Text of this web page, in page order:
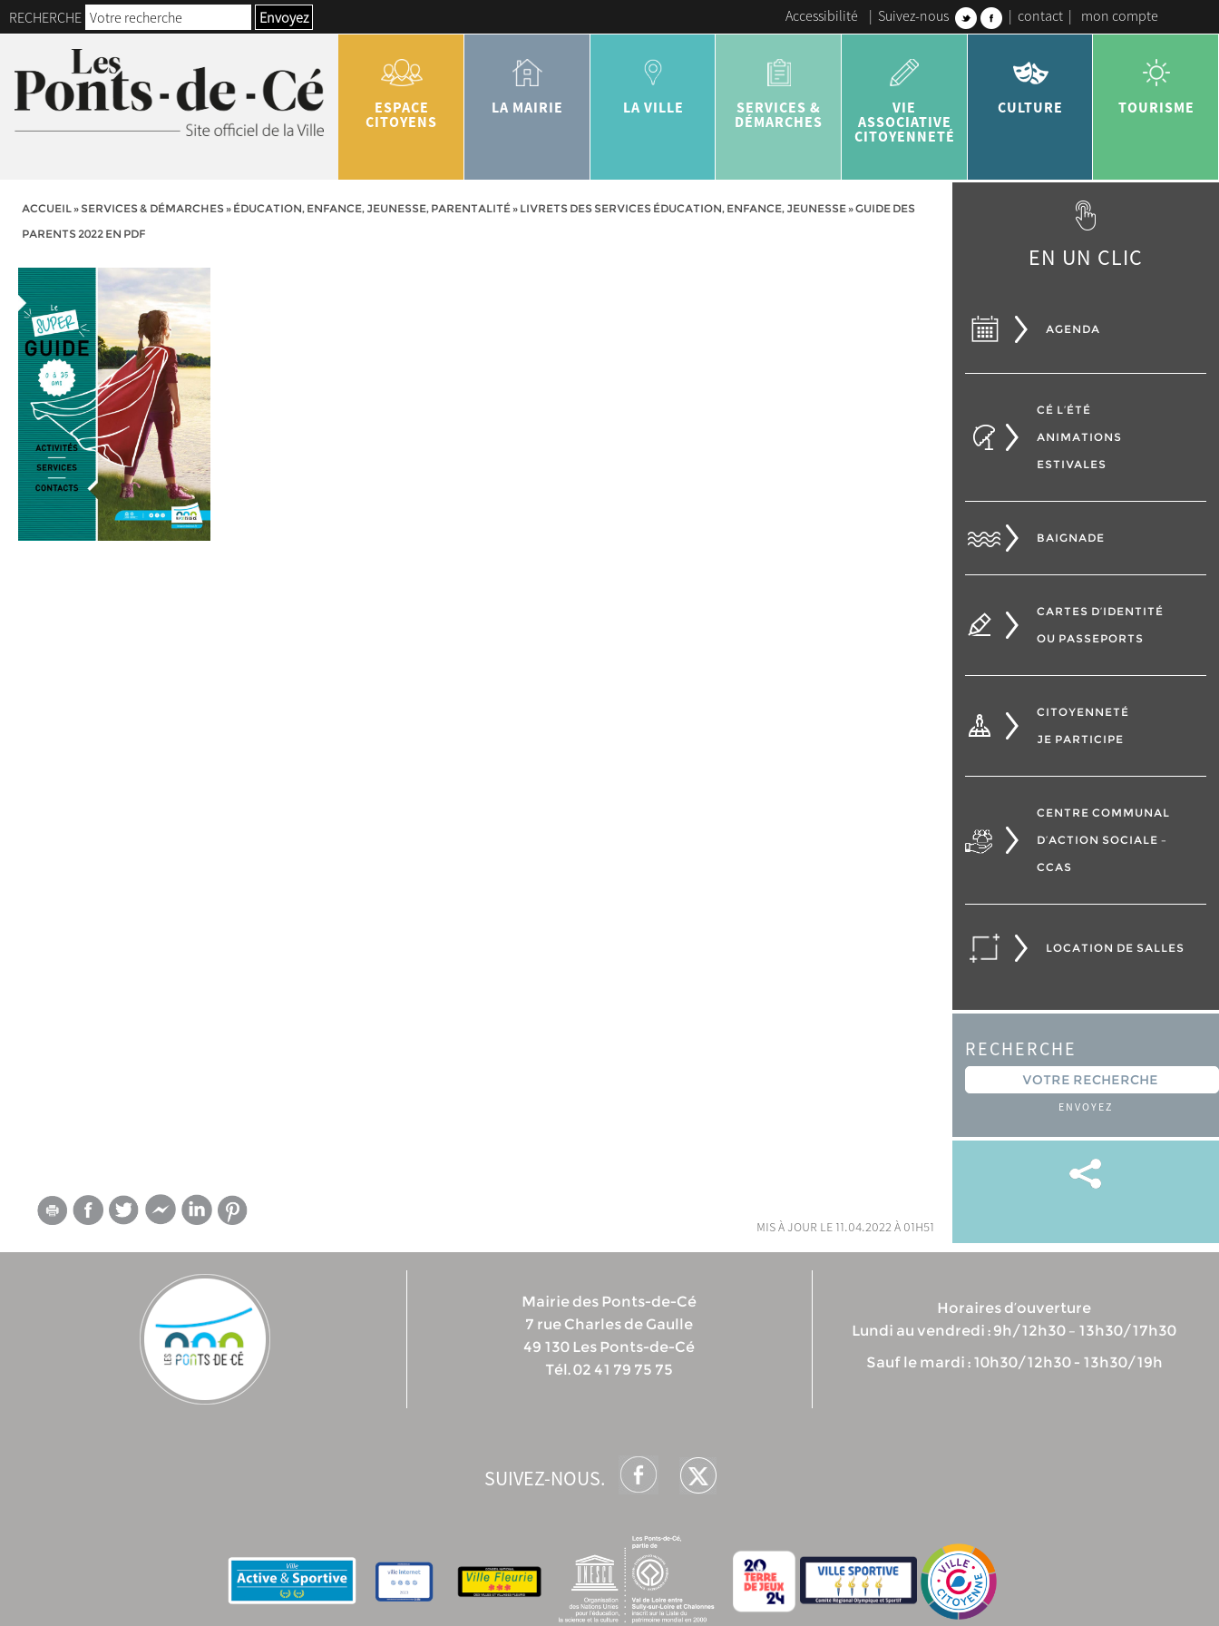
RECHERCHE Envoyez Accessibilité | Suivez-nous | contact | mon compte
ESPACE
CITOYENS
LA MAIRIE LA VILLE
SERVICES &
DÉMARCHES
VIE
ASSOCIATIVE
CITOYENNETÉ
CULTURE TOURISME
ACCUEIL» SERVICES & DÉMARCHES» ÉDUCATION, ENFANCE, JEUNESSE, PARENTALITÉ» LIVRETS DES SERVICES ÉDUCATION, ENFANCE, JEUNESSE»GUIDE DES
PARENTS 2022 EN PDF
mis à jour le 11.04.2022 à 01h51
EN UN CLIC
AGENDA
CÉ L’ÉTÉ
ANIMATIONS
ESTIVALES
BAIGNADE
CARTES D’IDENTITÉ
OU PASSEPORTS
CITOYENNETÉ
JE PARTICIPE
CENTRE COMMUNAL
D’ACTION SOCIALE –
CCAS
LOCATION DE SALLES
RECHERCHE
ENVOYEZ
Mairie des Ponts-de-Cé
7 rue Charles de Gaulle
49 130 Les Ponts-de-Cé
Tél. 02 41 79 75 75
Horaires d’ouverture
Lundi au vendredi : 9h/12h30 – 13h30/17h30
Sauf le mardi : 10h30/12h30 - 13h30/19h
SUIVEZ-NOUS.